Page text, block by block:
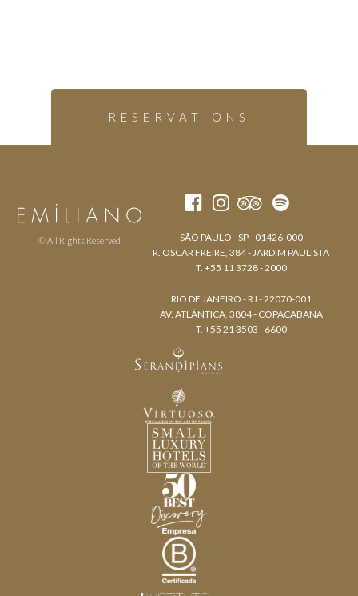
RESERVATIONS
© All Rights Reserved
SÃO PAULO - SP - 01426-000
R. OSCAR FREIRE, 384 - JARDIM PAULISTA
T. +55 11 3728 - 2000
RIO DE JANEIRO - RJ - 22070-001
AV. ATLÂNTICA, 3804 - COPACABANA
T. +55 21 3503 - 6600